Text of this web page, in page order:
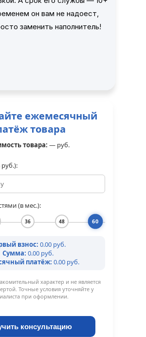
он вам не надоест,
заменить наполнитель!
консультацию
ежемесячный
товара
товара: — руб.
(в мес.):
36 48 60
взнос: 0.00 руб.
Сумма: 0.00 руб.
платёж: 0.00 руб.
характер и не является
Точные условия уточняйте у
при оформлении.